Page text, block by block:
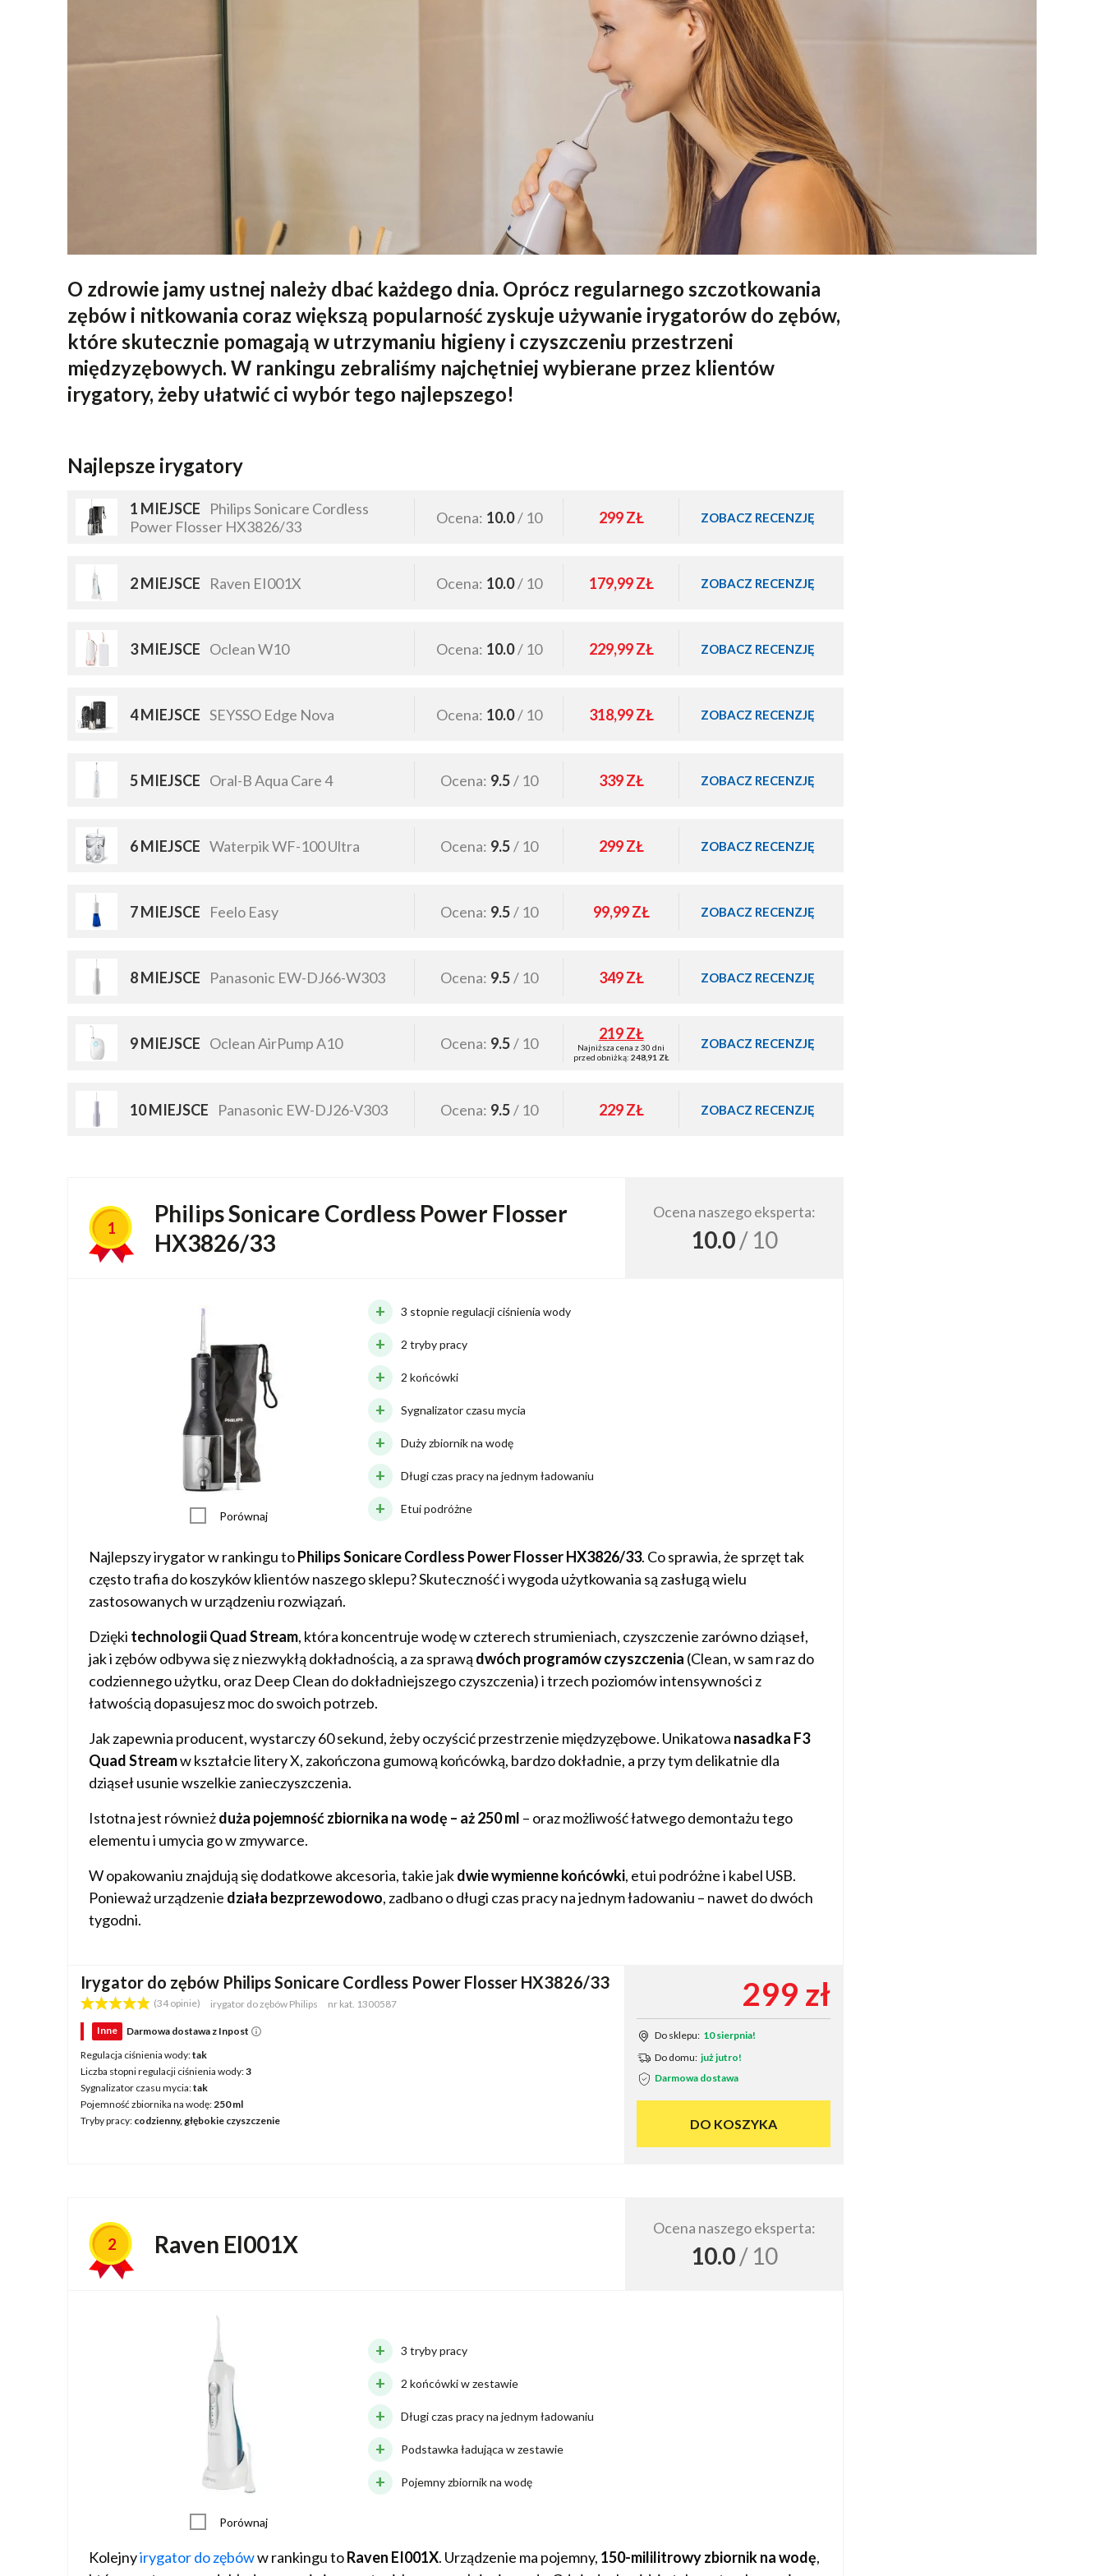
O zdrowie jamy ustnej należy dbać każdego dnia. Oprócz regularnego szczotkowania
zębów i nitkowania coraz większą popularność zyskuje używanie irygatorów do zębów,
które skutecznie pomagają w utrzymaniu higieny i czyszczeniu przestrzeni
międzyzębowych. W rankingu zebraliśmy najchętniej wybierane przez klientów
irygatory, żeby ułatwić ci wybór tego najlepszego!
Najlepsze irygatory
1 MIEJSCE
Philips Sonicare Cordless
Power Flosser HX3826/33
Ocena: 10.0 / 10 299 ZŁ ZOBACZ RECENZJĘ
2 MIEJSCE Raven EI001X Ocena: 10.0 / 10 179,99 ZŁ ZOBACZ RECENZJĘ
3 MIEJSCE Oclean W10 Ocena: 10.0 / 10 229,99 ZŁ ZOBACZ RECENZJĘ
4 MIEJSCE SEYSSO Edge Nova Ocena: 10.0 / 10 318,99 ZŁ ZOBACZ RECENZJĘ
5 MIEJSCE Oral-B Aqua Care 4 Ocena: 9.5 / 10 339 ZŁ ZOBACZ RECENZJĘ
6 MIEJSCE Waterpik WF-100 Ultra Ocena: 9.5 / 10 299 ZŁ ZOBACZ RECENZJĘ
7 MIEJSCE Feelo Easy Ocena: 9.5 / 10 99,99 ZŁ ZOBACZ RECENZJĘ
8 MIEJSCE Panasonic EW-DJ66-W303 Ocena: 9.5 / 10 349 ZŁ ZOBACZ RECENZJĘ
9 MIEJSCE Oclean AirPump A10 Ocena: 9.5 / 10
219 ZŁ
Najniższa cena z 30 dni
przed obniżką: 248,91 ZŁ
ZOBACZ RECENZJĘ
10 MIEJSCE Panasonic EW-DJ26-V303 Ocena: 9.5 / 10 229 ZŁ ZOBACZ RECENZJĘ
1
Philips Sonicare Cordless Power Flosser
HX3826/33
Ocena naszego eksperta:
10.0/ 10
Porównaj
3 stopnie regulacji ciśnienia wody
2 tryby pracy
2 końcówki
Sygnalizator czasu mycia
Duży zbiornik na wodę
Długi czas pracy na jednym ładowaniu
Etui podróżne
Najlepszy irygator w rankingu toPhilips Sonicare Cordless Power Flosser HX3826/33. Co sprawia, że sprzęt tak
często trafia do koszyków klientów naszego sklepu? Skuteczność i wygoda użytkowania są zasługą wielu
zastosowanych w urządzeniu rozwiązań.
Dzięki technologii Quad Stream, która koncentruje wodę w czterech strumieniach, czyszczenie zarówno dziąseł,
jak i zębów odbywa się z niezwykłą dokładnością, a za sprawą dwóch programów czyszczenia (Clean, w sam raz do
codziennego użytku, oraz Deep Clean do dokładniejszego czyszczenia) i trzech poziomów intensywności z
łatwością dopasujesz moc do swoich potrzeb.
Jak zapewnia producent, wystarczy 60 sekund, żeby oczyścić przestrzenie międzyzębowe. Unikatowa nasadka F3
Quad Streamw kształcie litery X, zakończona gumową końcówką, bardzo dokładnie, a przy tym delikatnie dla
dziąseł usunie wszelkie zanieczyszczenia.
Istotna jest równieżduża pojemność zbiornika na wodę – aż 250 ml – oraz możliwość łatwego demontażu tego
elementu i umycia go w zmywarce.
W opakowaniu znajdują się dodatkowe akcesoria, takie jakdwie wymienne końcówki, etui podróżne i kabel USB.
Ponieważ urządzenie działa bezprzewodowo, zadbano o długi czas pracy na jednym ładowaniu – nawet do dwóch
tygodni.
Irygator do zębów Philips Sonicare Cordless Power Flosser HX3826/33
(34 opinie) irygator do zębów Philips nr kat. 1300587
Inne
Darmowa dostawa z Inpost
Regulacja ciśnienia wodytak
Liczba stopni regulacji ciśnienia wody3
Sygnalizator czasu myciatak
Pojemność zbiornika na wodę250 ml
Tryby pracy codzienny, głębokie czyszczenie
299 zł
Do sklepu: 10 sierpnia!
Do domu: już jutro!
Darmowa dostawa
DO KOSZYKA
2 Raven EI001X
Ocena naszego eksperta:
10.0/ 10
Porównaj
3 tryby pracy
2 końcówki w zestawie
Długi czas pracy na jednym ładowaniu
Podstawka ładująca w zestawie
Pojemny zbiornik na wodę
Kolejnyirygator do zębóww rankingu toRaven EI001X. Urządzenie ma pojemny, 150-mililitrowy zbiornik na wodę,
299 ZŁ RECENZJA
99,99 ZŁ RECENZJA
Panasonic EW-DJ66-W303 349 ZŁ RECENZJA
Oclean AirPump A10 / 10
Najniższa cena z 30 dni
przed obniżką:
RECENZJA
Panasonic EW-DJ26-V303 / 10 RECENZJA